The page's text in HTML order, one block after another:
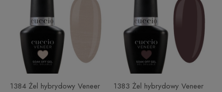
1384 Żel hybrydowy Veneer
1383 Żel hybrydowy Veneer